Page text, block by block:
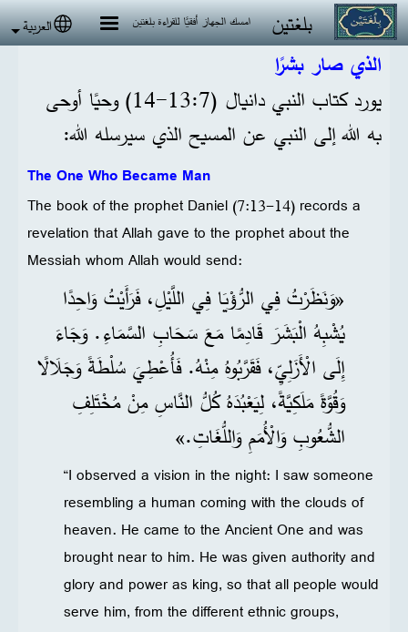
تجاوز إلى المحتوى الرئيسي
بلغتين امسك الجهاز أفقيًا للقراءة بلغتين العربية
الذي صار بشرًا
يورد كتاب النبي دانيال (7:‏13-‏14) وحيًا أوحى
به الله إلى النبي عن المسيح الذي سيرسله الله:
The One Who Became Man
The book of the prophet Daniel (7:13-14) records a
revelation that Allah gave to the prophet about the
Messiah whom Allah would send:
«وَنَظَرْتُ فِي الرُّؤْيَا فِي اللَّيْلِ، فَرَأَيْتُ وَاحِدًا
يُشْبِهُ الْبَشَرَ قَادِمًا مَعَ سَحَابِ السَّمَاءِ. وَجَاءَ
إِلَى الْأَزَلِيِّ، فَقَرَّبُوهُ مِنْهُ. فَأُعْطِيَ سُلْطَةً وَجَلَالًا
وَقُوَّةً مَلَكِيَّةً، لِيَعْبُدَهُ كُلُّ النَّاسِ مِنْ مُخْتَلِفِ
الشُّعُوبِ وَالْأُمَمِ وَاللُّغَاتِ.»
“I observed a vision in the night: I saw someone
resembling a human coming with the clouds of
heaven. He came to the Ancient One and was
brought near to him. He was given authority and
glory and power as king, so that all people would
serve him, from the different ethnic groups,